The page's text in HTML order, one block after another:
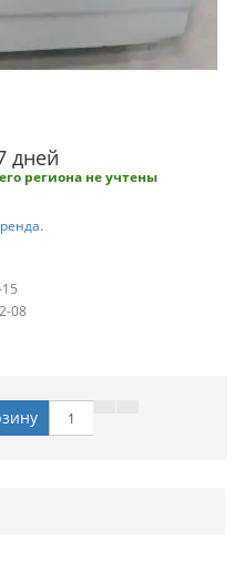
дней
региона не учтены
08